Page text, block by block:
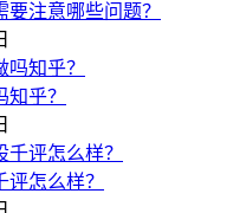
注意哪些问题？
乎？
怎么样？